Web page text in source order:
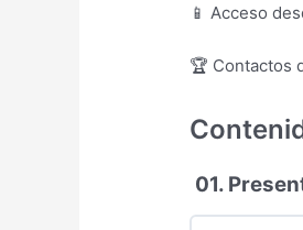
📱 Acceso
🏆 Contactos
01.